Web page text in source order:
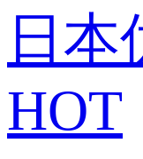
日
HOT